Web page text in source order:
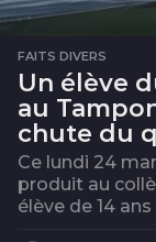
FAITS DIVERS
Un élève
au
chute du
Ce lundi 24
produit au
élève de 14